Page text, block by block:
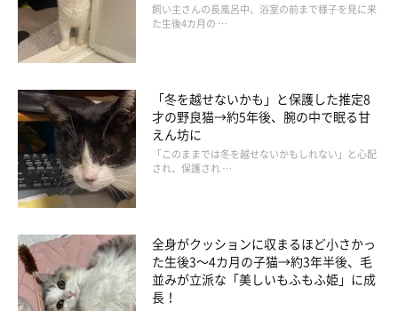
飼い主さんの長風呂中、浴室の前まで様子を見に来
た生後4カ月の …
「冬を越せないかも」と保護した推定8
才の野良猫→約5年後、腕の中で眠る甘
えん坊に
「このままでは冬を越せないかもしれない」と心配
され、保護され …
全身がクッションに収まるほど小さかっ
た生後3～4カ月の子猫→約3年半後、毛
並みが立派な「美しいもふもふ姫」に成
長！